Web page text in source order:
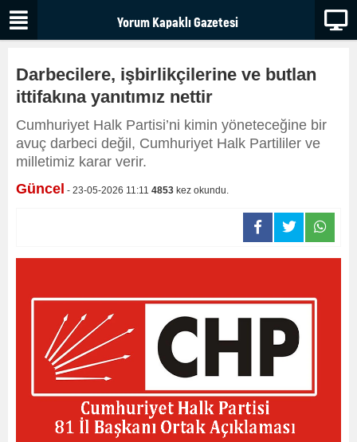
Darbecilere, işbirlikçilerine ve butlan
ittifakına yanıtımız nettir
Cumhuriyet Halk Partisi’ni kimin yöneteceğine bir
avuç darbeci değil, Cumhuriyet Halk Partililer ve
milletimiz karar verir.
Güncel - 23-05-2026 11:11 4853 kez okundu.